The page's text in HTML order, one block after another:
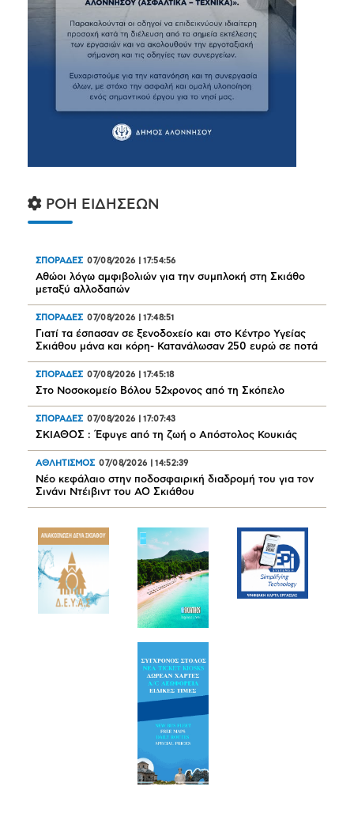
ΡΟΗ ΕΙΔΗΣΕΩΝ
ΣΠΟΡΑΔΕΣ 07/08/2026 17:54:56
Αθώοι λόγω αμφιβολιών για την συμπλοκή στη Σκιάθο
μεταξύ αλλοδαπών
ΣΠΟΡΑΔΕΣ 07/08/2026 17:48:51
Γιατί τα έσπασαν σε ξενοδοχείο και στο Κέντρο Υγείας
Σκιάθου μάνα και κόρη- Κατανάλωσαν 250 ευρώ σε ποτά
ΣΠΟΡΑΔΕΣ 07/08/2026 17:45:18
Στο Νοσοκομείο Βόλου 52χρονος από τη Σκόπελο
ΣΠΟΡΑΔΕΣ 07/08/2026 17:07:43
ΣΚΙΑΘΟΣ : Έφυγε από τη ζωή ο Απόστολος Κουκιάς
ΑΘΛΗΤΙΣΜΟΣ 07/08/2026 14:52:39
Νέο κεφάλαιο στην ποδοσφαιρική διαδρομή του για τον
Σινάνι Ντέιβιντ του ΑΟ Σκιάθου